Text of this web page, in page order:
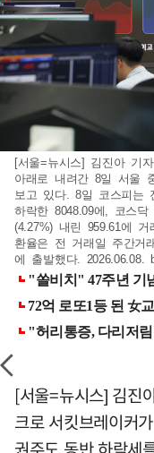
[서울=뉴시스] 김진아 기
아래로 내려간 8일 서울
보고 있다. 8일 코스피는
하락한 8048.09에, 코스닥
(4.27%) 내린 959.61에 거
환율은 전 거래일 주간거
에 출발했다. 2026.06.08.
[서울=뉴시스] 김진
크로 서킷브레이커